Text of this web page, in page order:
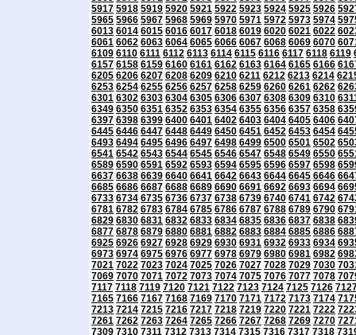
5917 5918 5919 5920 5921 5922 5923 5924 5925 5926
5965 5966 5967 5968 5969 5970 5971 5972 5973 5974
6013 6014 6015 6016 6017 6018 6019 6020 6021 6022
6061 6062 6063 6064 6065 6066 6067 6068 6069 6070
6109 6110 6111 6112 6113 6114 6115 6116 6117 6118 6119
6157 6158 6159 6160 6161 6162 6163 6164 6165 6166
6205 6206 6207 6208 6209 6210 6211 6212 6213 6214
6253 6254 6255 6256 6257 6258 6259 6260 6261 6262
6301 6302 6303 6304 6305 6306 6307 6308 6309 6310
6349 6350 6351 6352 6353 6354 6355 6356 6357 6358
6397 6398 6399 6400 6401 6402 6403 6404 6405 6406
6445 6446 6447 6448 6449 6450 6451 6452 6453 6454
6493 6494 6495 6496 6497 6498 6499 6500 6501 6502
6541 6542 6543 6544 6545 6546 6547 6548 6549 6550
6589 6590 6591 6592 6593 6594 6595 6596 6597 6598
6637 6638 6639 6640 6641 6642 6643 6644 6645 6646
6685 6686 6687 6688 6689 6690 6691 6692 6693 6694
6733 6734 6735 6736 6737 6738 6739 6740 6741 6742
6781 6782 6783 6784 6785 6786 6787 6788 6789 6790
6829 6830 6831 6832 6833 6834 6835 6836 6837 6838
6877 6878 6879 6880 6881 6882 6883 6884 6885 6886
6925 6926 6927 6928 6929 6930 6931 6932 6933 6934
6973 6974 6975 6976 6977 6978 6979 6980 6981 6982
7021 7022 7023 7024 7025 7026 7027 7028 7029 7030
7069 7070 7071 7072 7073 7074 7075 7076 7077 7078
7117 7118 7119 7120 7121 7122 7123 7124 7125 7126
7165 7166 7167 7168 7169 7170 7171 7172 7173 7174
7213 7214 7215 7216 7217 7218 7219 7220 7221 7222
7261 7262 7263 7264 7265 7266 7267 7268 7269 7270
7309 7310 7311 7312 7313 7314 7315 7316 7317 7318